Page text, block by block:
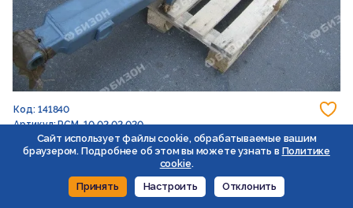
Код: 141840
Артикул: РСМ-10.02.02.020
Балка управляемого моста "Ростсельмаш"
Сайт использует файлы cookie, обрабатываемые вашим
браузером. Подробнее об этом вы можете узнать в Политике
cookie.
Принять
Настроить Отклонить